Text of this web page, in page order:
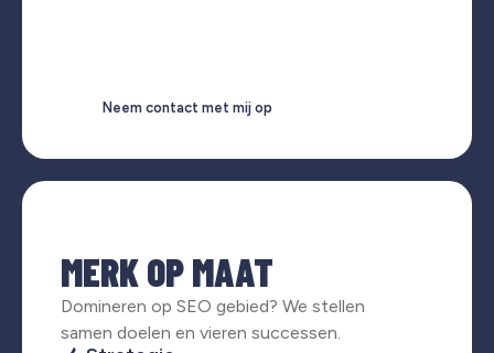
Neem contact met mij op
MERK OP MAAT
Domineren op SEO gebied? We stellen
samen doelen en vieren successen.